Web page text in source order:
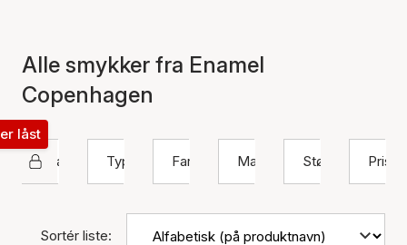
Alle smykker fra Enamel
Copenhagen
Enamel Copenhagen
låst
Type
Farve Materiale Størrelse Pris
Sortér liste: